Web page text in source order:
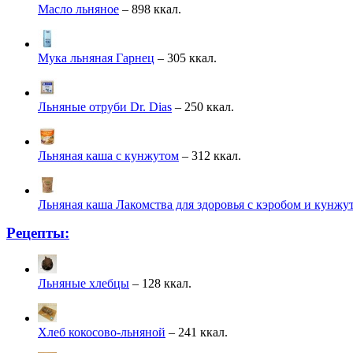
Масло льняное – 898 ккал.
Мука льняная Гарнец – 305 ккал.
Льняные отруби Dr. Dias – 250 ккал.
Льняная каша с кунжутом – 312 ккал.
Льняная каша Лакомства для здоровья с кэробом и
Рецепты:
Льняные хлебцы – 128 ккал.
Хлеб кокосово-льняной – 241 ккал.